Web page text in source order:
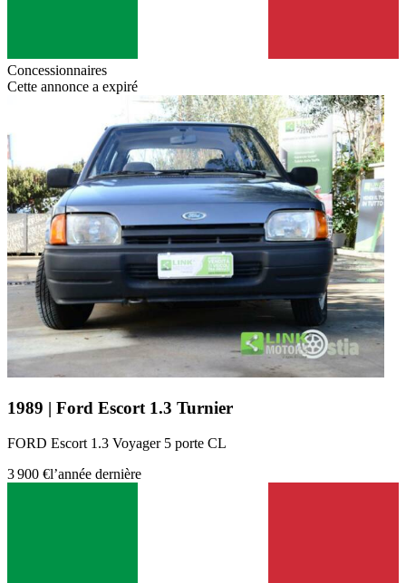
Concessionnaires
Cette annonce a expiré
1989 | Ford Escort 1.3 Turnier
FORD Escort 1.3 Voyager 5 porte CL
3 900 €l’année dernière